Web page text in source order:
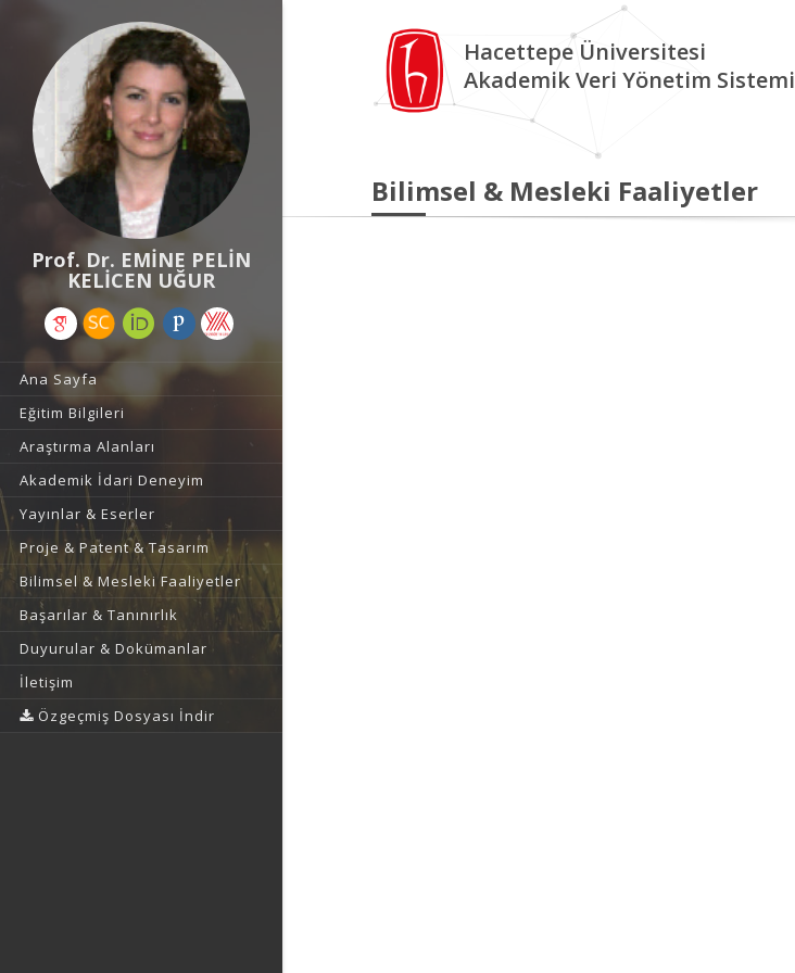
Prof. Dr. EMİNE PELİN
KELİCEN UĞUR
Ana Sayfa
Eğitim Bilgileri
Araştırma Alanları
Akademik İdari Deneyim
Yayınlar & Eserler
Proje & Patent & Tasarım
Bilimsel & Mesleki Faaliyetler
Başarılar & Tanınırlık
Duyurular & Dokümanlar
İletişim
Özgeçmiş Dosyası İndir
Hacettepe Üniversitesi
Akademik Veri Yönetim Sistemi
Bilimsel & Mesleki Faaliyetler